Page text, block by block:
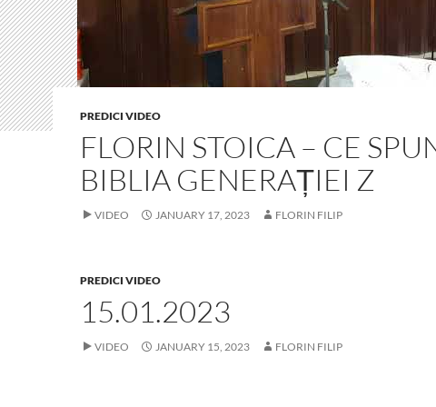
PREDICI VIDEO
FLORIN STOICA – CE
BIBLIA GENERAȚIEI Z
VIDEO JANUARY 17, 2023 FLORIN FILIP
PREDICI VIDEO
15.01.2023
VIDEO JANUARY 15, 2023 FLORIN FILIP